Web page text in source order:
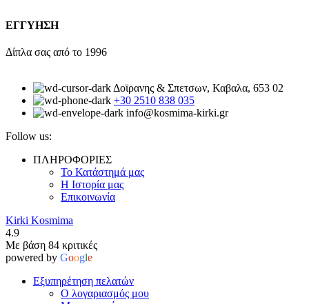
ΕΓΓΥΗΣΗ
Δίπλα σας από το 1996
Δοϊρανης & Σπετσων, Καβαλα, 653 02
+30 2510 838 035
info@kosmima-kirki.gr
Follow us:
ΠΛΗΡΟΦΟΡΙΕΣ
Το Κατάστημά μας
Η Ιστορία μας
Επικοινωνία
Kirki Kosmima
4.9
Με βάση 84 κριτικές
powered by Google
Εξυπηρέτηση πελατών
Ο λογαριασμός μου